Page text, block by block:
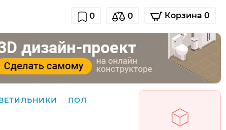
0 0 Корзина 0
ПОЛ